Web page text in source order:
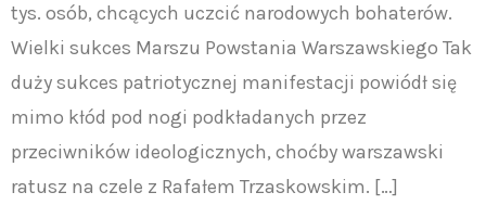
tys. osób, chcących uczcić narodowych bohaterów.
Wielki sukces Marszu Powstania Warszawskiego Tak
duży sukces patriotycznej manifestacji powiódł się
mimo kłód pod nogi podkładanych przez
przeciwników ideologicznych, choćby warszawski
ratusz na czele z Rafałem Trzaskowskim. […]